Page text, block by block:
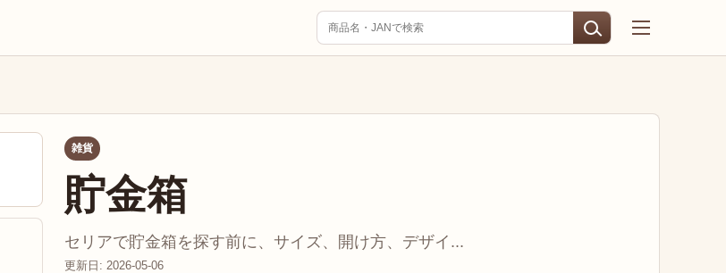
雑貨
貯金箱
セリアで貯金箱を探す前に、サイズ、開け方、デザイ...
更新日: 2026-05-06